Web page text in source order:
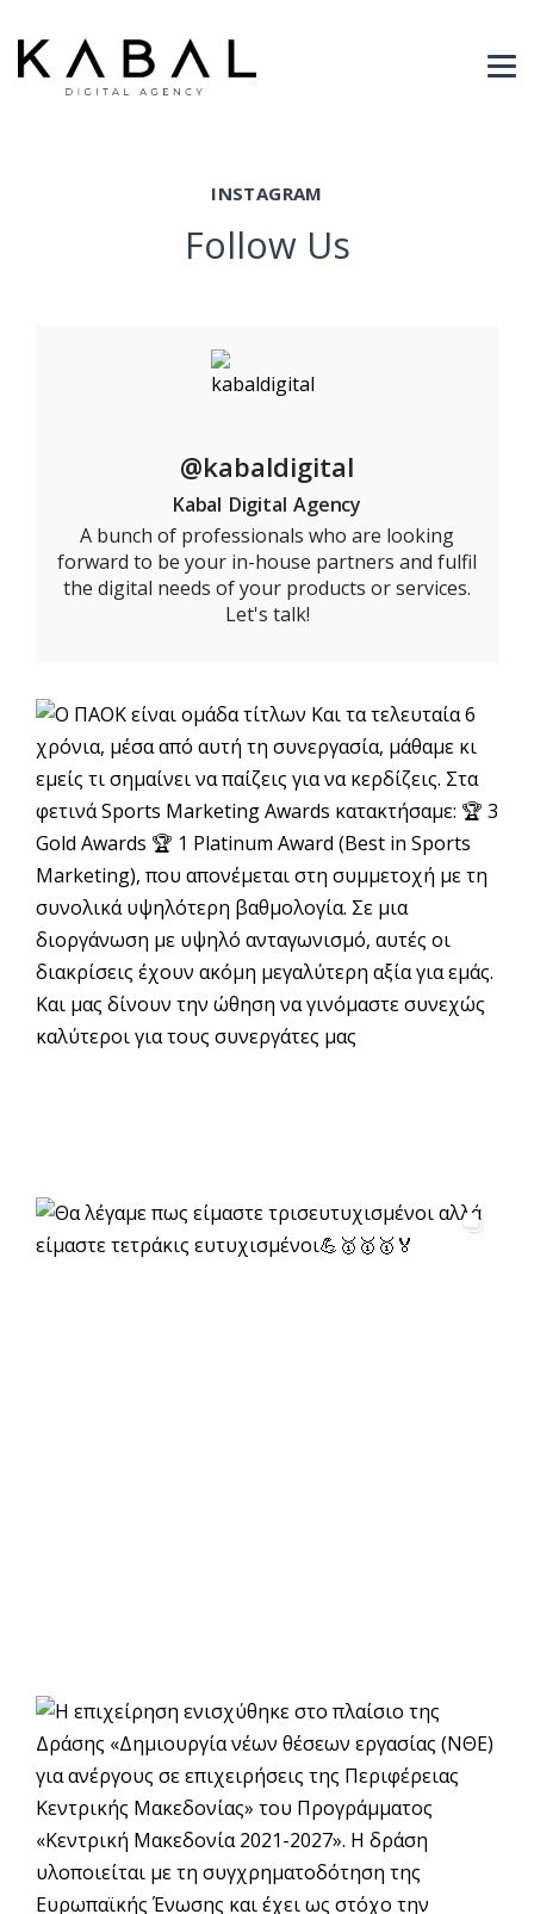
Header Logo
INSTAGRAM
Follow Us
@kabaldigital
Kabal Digital Agency
A bunch of professionals who are looking
forward to be your in-house partners and fulfil
the digital needs of your products or services.
Let's talk!